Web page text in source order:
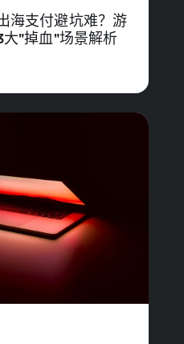
海支付避坑难？游
"掉血"场景解析